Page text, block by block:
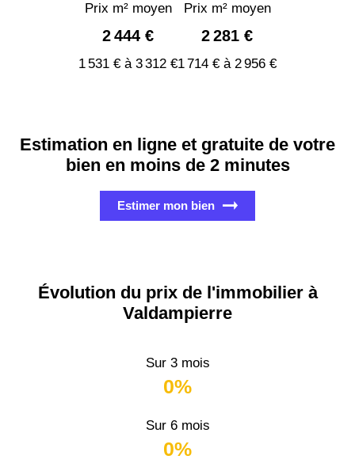
Prix m² moyen
2 444 €
1 531 € à 3 312 €
Prix m² moyen
2 281 €
1 714 € à 2 956 €
Estimation en ligne et gratuite de votre
bien en moins de 2 minutes
Estimer mon bien
Évolution du prix de l'immobilier à
Valdampierre
Sur 3 mois
0%
Sur 6 mois
0%